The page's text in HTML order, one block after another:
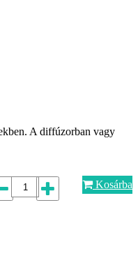
A diffúzorban vagy
Kosárba